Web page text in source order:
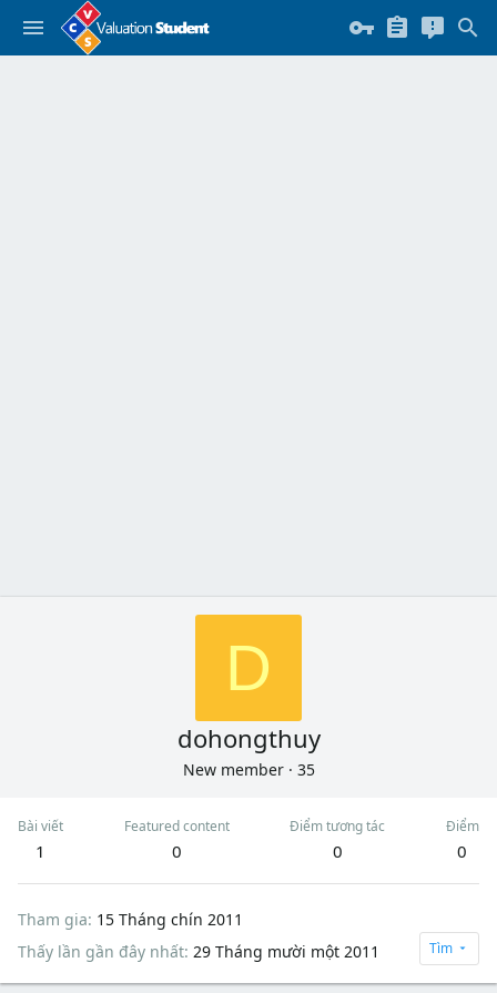
D
dohongthuy
New member · 35
Bài viết
1
Featured content
0
Điểm tương tác
0
Điểm
0
Tham gia 15 Tháng chín 2011
Thấy lần gần đây nhất 29 Tháng mười một 2011 Tìm